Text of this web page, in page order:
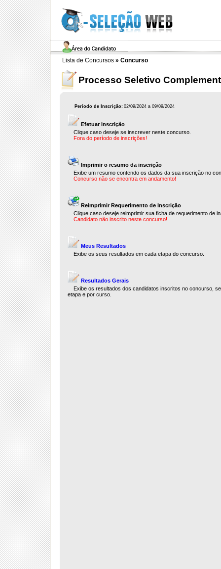
Lista de Concursos » Concurso
Processo Seletivo
Período de Inscrição: 02/09/2024 a 09/09/2024
Efetuar inscrição
Clique caso deseje se inscrever neste concurso.
Fora do período de inscrições!
Imprimir o resumo da inscrição
Exibe um resumo contendo os dados da sua inscrição no
Concurso não se encontra em andamento!
Reimprimir Requerimento de Inscrição
Clique caso deseje reimprimir sua ficha de requerimento de
Candidato não inscrito neste concurso!
Meus Resultados
Exibe os seus resultados em cada etapa do concurso.
Resultados Gerais
Exibe os resultados dos candidatos inscritos no concurso,
etapa e por curso.